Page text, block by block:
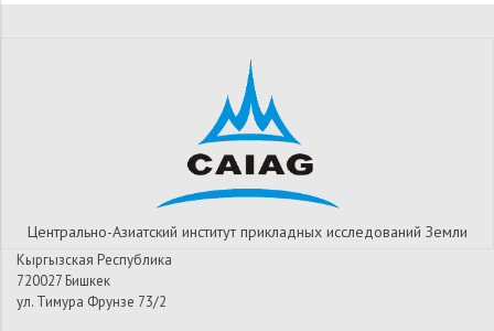
Центрально-Азиатский институт прикладных исследований Земли
Кыргызская Республика
720027 Бишкек
ул. Тимура Фрунзе 73/2